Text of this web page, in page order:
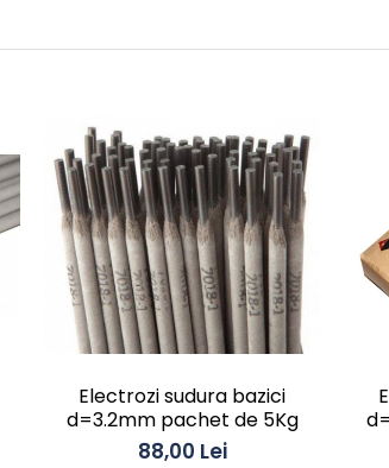
Electrozi sudura bazici
d=3.2mm pachet de 5Kg
88,00 Lei